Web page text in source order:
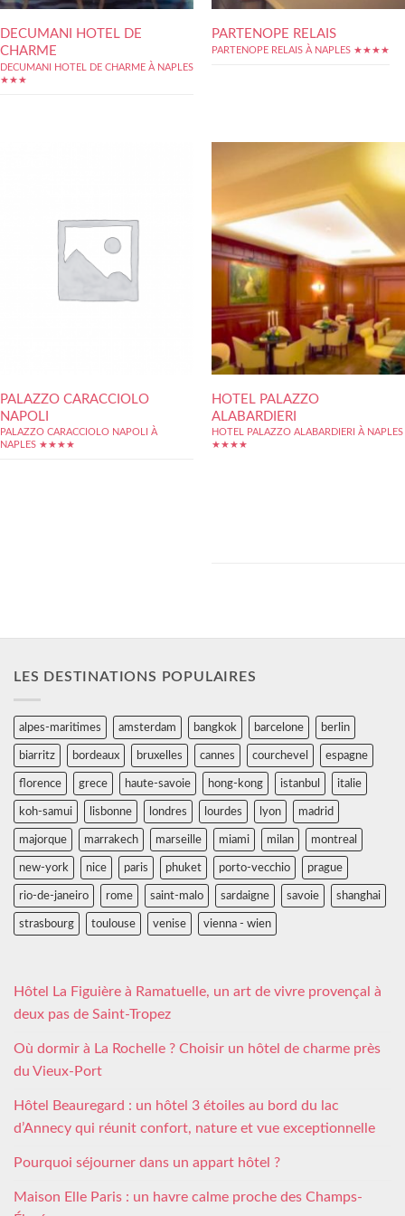
DECUMANI HOTEL DE
CHARME
DECUMANI HOTEL DE CHARME À NAPLES
★★★
PARTENOPE RELAIS
PARTENOPE RELAIS À NAPLES ★★★★
PALAZZO CARACCIOLO
NAPOLI
PALAZZO CARACCIOLO NAPOLI À
NAPLES ★★★★
HOTEL PALAZZO
ALABARDIERI
HOTEL PALAZZO ALABARDIERI À NAPLES
★★★★
LES DESTINATIONS POPULAIRES
alpes-maritimes amsterdam bangkok barcelone berlin
biarritz bordeaux bruxelles cannes courchevel espagne
florence grece haute-savoie hong-kong istanbul italie
koh-samui lisbonne londres lourdes lyon madrid
majorque marrakech marseille miami milan montreal
new-york nice paris phuket porto-vecchio prague
rio-de-janeiro rome saint-malo sardaigne savoie shanghai
strasbourg toulouse venise vienna - wien
Hôtel La Figuière à Ramatuelle, un art de vivre provençal à
deux pas de Saint-Tropez
Où dormir à La Rochelle ? Choisir un hôtel de charme près
du Vieux-Port
Hôtel Beauregard : un hôtel 3 étoiles au bord du lac
d’Annecy qui réunit confort, nature et vue exceptionnelle
Pourquoi séjourner dans un appart hôtel ?
Maison Elle Paris : un havre calme proche des Champs-